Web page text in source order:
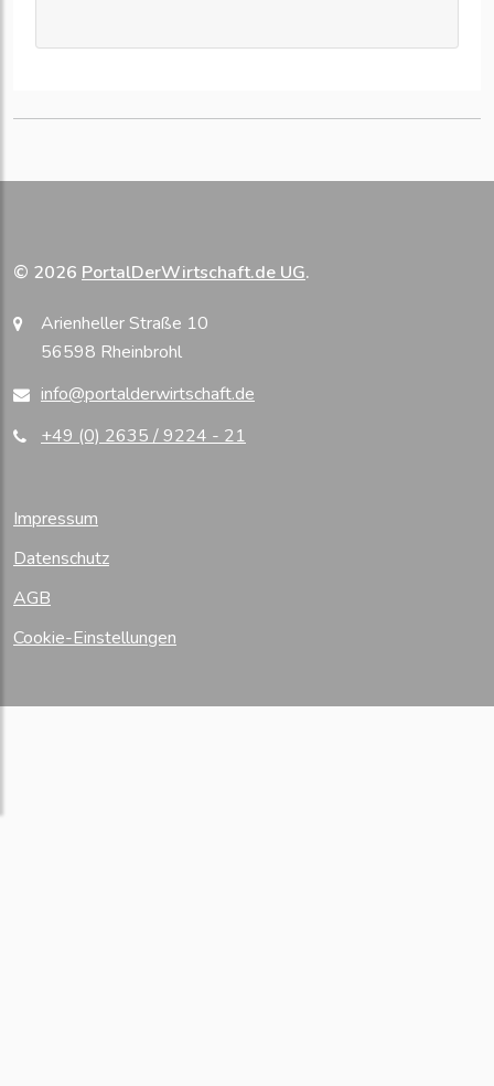
© 2026 PortalDerWirtschaft.de UG.
Arienheller Straße 10
56598 Rheinbrohl
info@portalderwirtschaft.de
+49 (0) 2635 / 9224 - 21
Impressum
Datenschutz
AGB
Cookie-Einstellungen